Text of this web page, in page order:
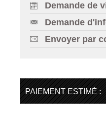
Demande de
Demande
Envoyer par
PAIEMENT ESTIMÉ :